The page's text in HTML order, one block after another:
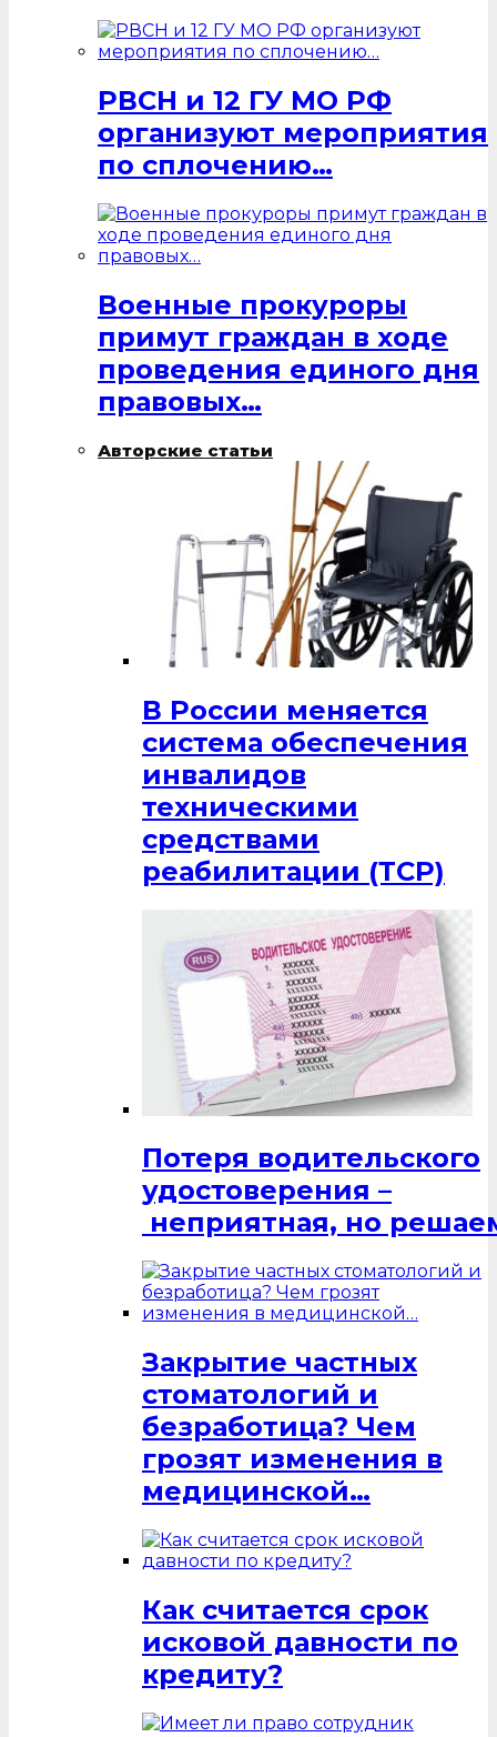
РВСН и 12 ГУ МО РФ
организуют мероприятия
по сплочению…
Военные прокуроры
примут граждан в ходе
проведения единого дня
правовых…
Авторские статьи
В России меняется
система обеспечения
инвалидов
техническими
средствами
реабилитации (ТСР)
Потеря водительского
удостоверения –
неприятная, но
Закрытие частных
стоматологий и
безработица? Чем
грозят изменения в
медицинской…
Как считается срок
исковой давности по
кредиту?